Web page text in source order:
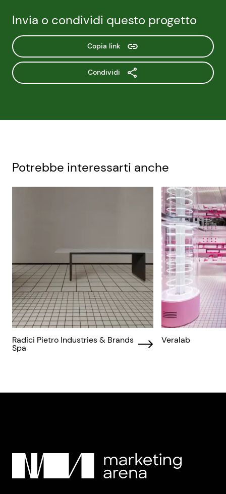
Invia o condividi questo progetto
Copia link
Condividi
Potrebbe interessarti anche
Radici Pietro Industries & Brands
Spa
Veralab